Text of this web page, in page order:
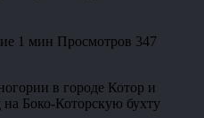
1 мин Просмотров 347
в городе Котор и
Боко-Которскую бухту